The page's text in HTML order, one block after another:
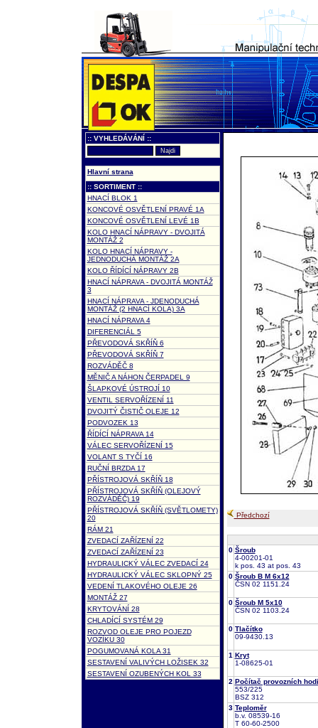
:: VYHLEDÁVÁNÍ ::
Hlavní strana
:: SORTIMENT ::
HNACÍ BLOK 1
KONCOVÉ OSVĚTLENÍ PRAVÉ 1A
KONCOVÉ OSVĚTLENÍ LEVÉ 1B
KOLO HNACÍ NÁPRAVY - DVOJITÁ
MONTÁŽ 2
KOLO HNACÍ NÁPRAVY -
JEDNODUCHÁ MONTÁŽ 2A
KOLO ŘÍDÍCÍ NÁPRAVY 2B
HNACÍ NÁPRAVA - DVOJITÁ MONTÁŽ
3
HNACÍ NÁPRAVA - JDENODUCHÁ
MONTÁŽ (2 HNACÍ KOLA) 3A
HNACÍ NÁPRAVA 4
DIFERENCIÁL 5
PŘEVODOVÁ SKŘÍŇ 6
PŘEVODOVÁ SKŘÍŇ 7
ROZVÁDĚČ 8
MĚNIČ A NÁHON ČERPADEL 9
ŠLAPKOVÉ ÚSTROJÍ 10
VENTIL SERVOŘÍZENÍ 11
DVOJITÝ ČISTIČ OLEJE 12
PODVOZEK 13
ŘÍDÍCÍ NÁPRAVA 14
VÁLEC SERVOŘÍZENÍ 15
VOLANT S TYČÍ 16
RUČNÍ BRZDA 17
PŘÍSTROJOVÁ SKŘÍŇ 18
PŘÍSTROJOVÁ SKŘÍŇ (OLEJOVÝ
ROZVÁDĚČ) 19
PŘÍSTROJOVÁ SKŘÍŇ (SVĚTLOMETY)
20
RÁM 21
ZVEDACÍ ZAŘÍZENÍ 22
ZVEDACÍ ZAŘÍZENÍ 23
HYDRAULICKÝ VÁLEC ZVEDACÍ 24
HYDRAULICKÝ VÁLEC SKLOPNÝ 25
VEDENÍ TLAKOVÉHO OLEJE 26
MONTÁŽ 27
KRYTOVÁNÍ 28
CHLADÍCÍ SYSTÉM 29
ROZVOD OLEJE PRO POJEZD
VOZÍKU 30
POGUMOVANÁ KOLA 31
SESTAVENÍ VALIVÝCH LOŽISEK 32
SESTAVENÍ OZUBENÝCH KOL 33
Předchozí
0 Šroub
4-00201-01
k pos. 43 at pos. 43
0 Šroub B M 6x12
ČSN 02 1151.24
0 Šroub M 5x10
ČSN 02 1103.24
0 Tlačítko
09-9430.13
1 Kryt
1-08625-01
2 Počítač provozních
553/225
BSZ 312
3 Teploměr
b.v. 08539-16
T 60-60-2500